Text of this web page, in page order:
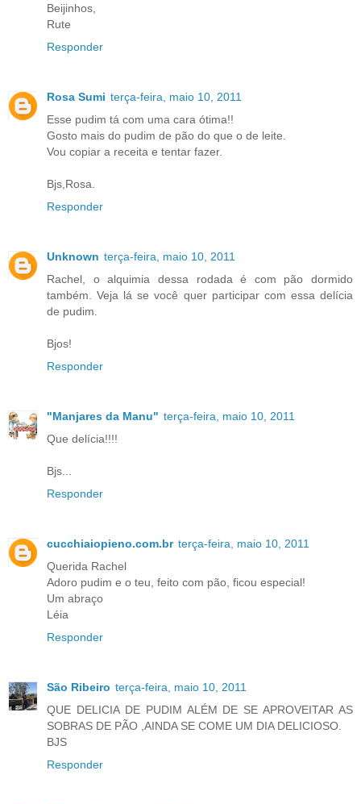
Beijinhos,
Rute
Responder
Rosa Sumi terça-feira, maio 10, 2011
Esse pudim tá com uma cara ótima!!
Gosto mais do pudim de pão do que o de leite.
Vou copiar a receita e tentar fazer.
Bjs,Rosa.
Responder
Unknown terça-feira, maio 10, 2011
Rachel, o alquimia dessa rodada é com pão dormido
também. Veja lá se você quer participar com essa delícia
de pudim.
Bjos!
Responder
"Manjares da Manu" terça-feira, maio 10, 2011
Que delícia!!!!
Bjs...
Responder
cucchiaiopieno.com.br terça-feira, maio 10, 2011
Querida Rachel
Adoro pudim e o teu, feito com pão, ficou especial!
Um abraço
Léia
Responder
São Ribeiro terça-feira, maio 10, 2011
QUE DELICIA DE PUDIM ALÉM DE SE APROVEITAR AS
SOBRAS DE PÃO ,AINDA SE COME UM DIA DELICIOSO.
BJS
Responder